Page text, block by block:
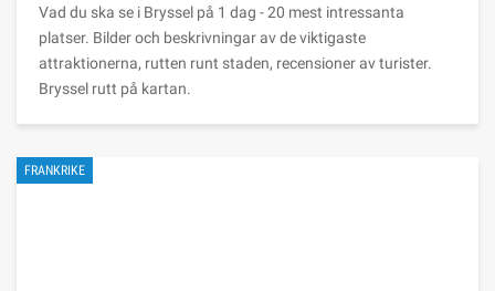
Vad du ska se i Bryssel på 1 dag - 20 mest intressanta
platser. Bilder och beskrivningar av de viktigaste
attraktionerna, rutten runt staden, recensioner av turister.
Bryssel rutt på kartan.
FRANKRIKE